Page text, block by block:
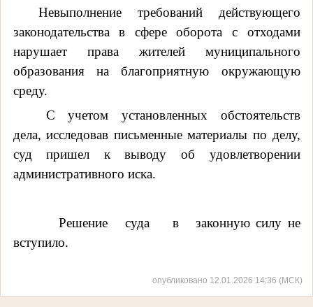
Невыполнение требований действующего
законодательства в сфере оборота с отходами
нарушает права жителей муниципального
образования на благоприятную окружающую
среду.
С учетом установленных обстоятельств
дела, исследовав письменные материалы по делу,
суд пришел к выводу об удовлетворении
административного иска.
Решение суда в законную силу не
вступило.
опубликовано 12.01.2026 14:36 (МСК)